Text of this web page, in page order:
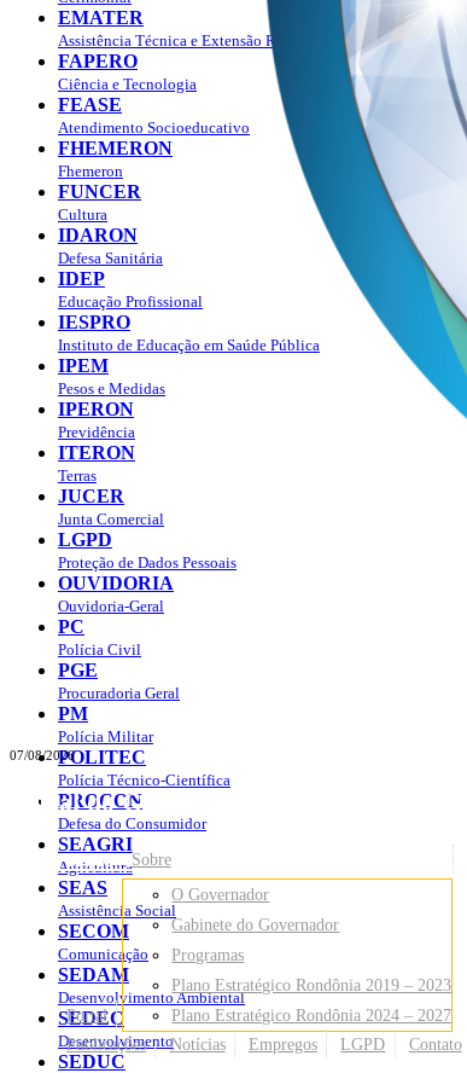
07/08/2026
Portal do Governo do
Governode Rondônia
Portal
Sobre
O Governador
Gabinete do Governador
Programas
Plano Estratégico Rondônia 2019 – 2023
Plano Estratégico Rondônia 2024 – 2027
Publicações
Notícias Empregos LGPD Contato
EMATER
Assistência Técnica e Extensão Rural
FAPERO
Ciência e Tecnologia
FEASE
Atendimento Socioeducativo
FHEMERON
Fhemeron
FUNCER
Cultura
IDARON
Defesa Sanitária
IDEP
Educação Profissional
IESPRO
Instituto de Educação em Saúde Pública
IPEM
Pesos e Medidas
IPERON
Previdência
ITERON
Terras
JUCER
Junta Comercial
LGPD
Proteção de Dados Pessoais
OUVIDORIA
Ouvidoria-Geral
PC
Polícia Civil
PGE
Procuradoria Geral
PM
Polícia Militar
POLITEC
Polícia Técnico-Científica
PROCON
Defesa do Consumidor
SEAGRI
Agricultura
SEAS
Assistência Social
SECOM
Comunicação
SEDAM
Desenvolvimento Ambiental
SEDEC
Desenvolvimento
SEDUC